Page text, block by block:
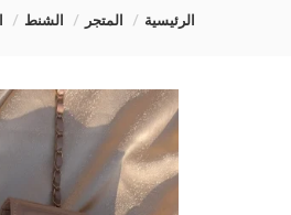
الرئيسية المتجر الشنط